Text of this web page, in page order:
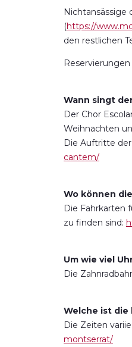
Nichtansässige
(https://
den restlichen
Wann singt
Der Chor
Weihnachten
Die Auftritte
cantem/
Wo können
Die Fahrkarten
zu finden sind:
Um wie viel
Die
Welche ist die
Die Zeiten
montserrat/